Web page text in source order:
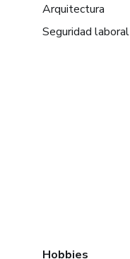
Arquitectura
Seguridad laboral
Hobbies